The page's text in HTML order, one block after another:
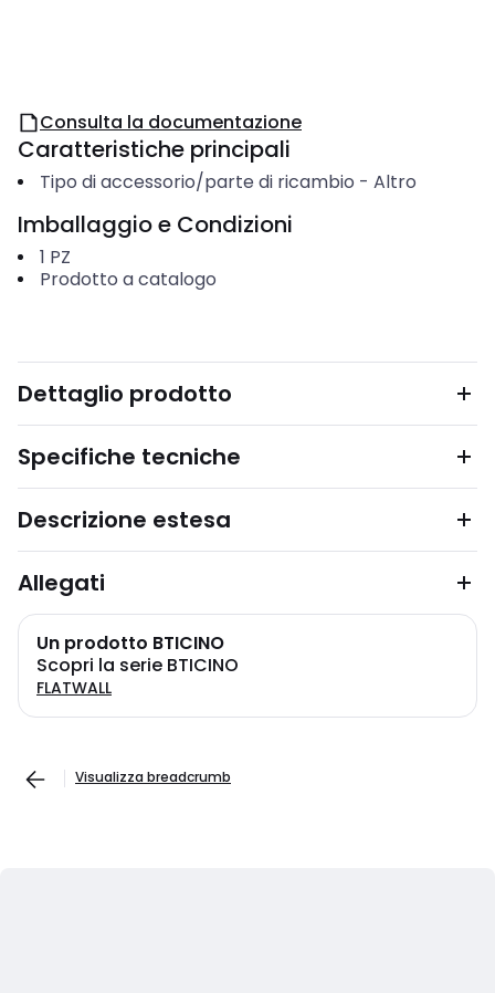
Consulta la documentazione
Caratteristiche principali
Tipo di accessorio/parte di ricambio - Altro
Imballaggio e Condizioni
1 PZ
Prodotto a catalogo
Dettaglio prodotto
Specifiche tecniche
Descrizione estesa
Allegati
Un prodotto BTICINO
Scopri la serie BTICINO
FLATWALL
Visualizza breadcrumb